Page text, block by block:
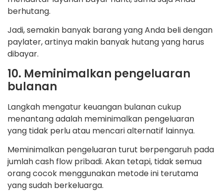
berhutang.
Jadi, semakin banyak barang yang Anda beli dengan
paylater, artinya makin banyak hutang yang harus
dibayar.
10. Meminimalkan pengeluaran
bulanan
Langkah mengatur keuangan bulanan cukup
menantang adalah meminimalkan pengeluaran
yang tidak perlu atau mencari alternatif lainnya.
Meminimalkan pengeluaran turut berpengaruh pada
jumlah cash flow pribadi. Akan tetapi, tidak semua
orang cocok menggunakan metode ini terutama
yang sudah berkeluarga.